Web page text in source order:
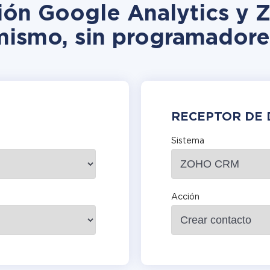
Google Analytics y
sin
RECEPTOR DE
Sistema
Acción